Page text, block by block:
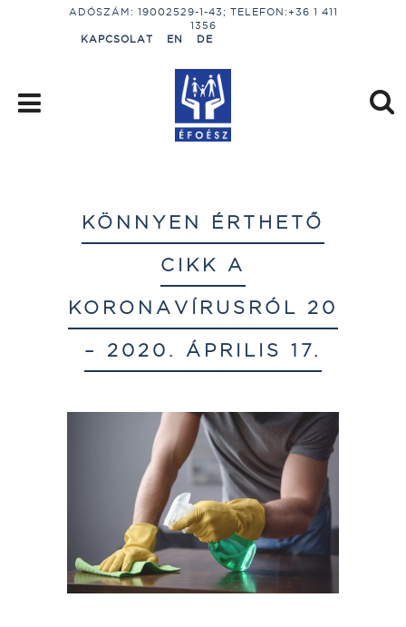
ADÓSZÁM: 19002529-1-43; TELEFON:+36 1 411
1356
KAPCSOLAT
EN DE
KÖNNYEN ÉRTHETŐ
CIKK A
KORONAVÍRUSRÓL 20
– 2020. ÁPRILIS 17.